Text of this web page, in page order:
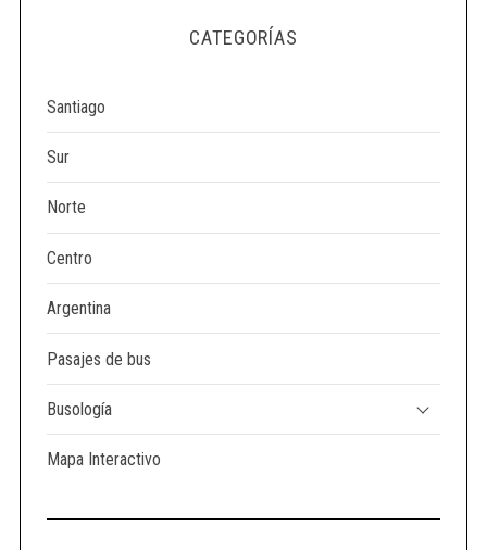
CATEGORÍAS
Santiago
Sur
Norte
Centro
Argentina
Pasajes de bus
Busología
Mapa Interactivo
h
f
r